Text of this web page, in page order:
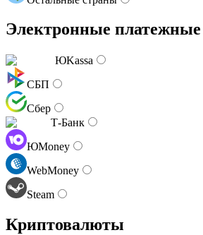
Электронные
ЮKassa
СБП
Сбер
Т-Банк
ЮMoney
WebMoney
Steam
Криптовалюты